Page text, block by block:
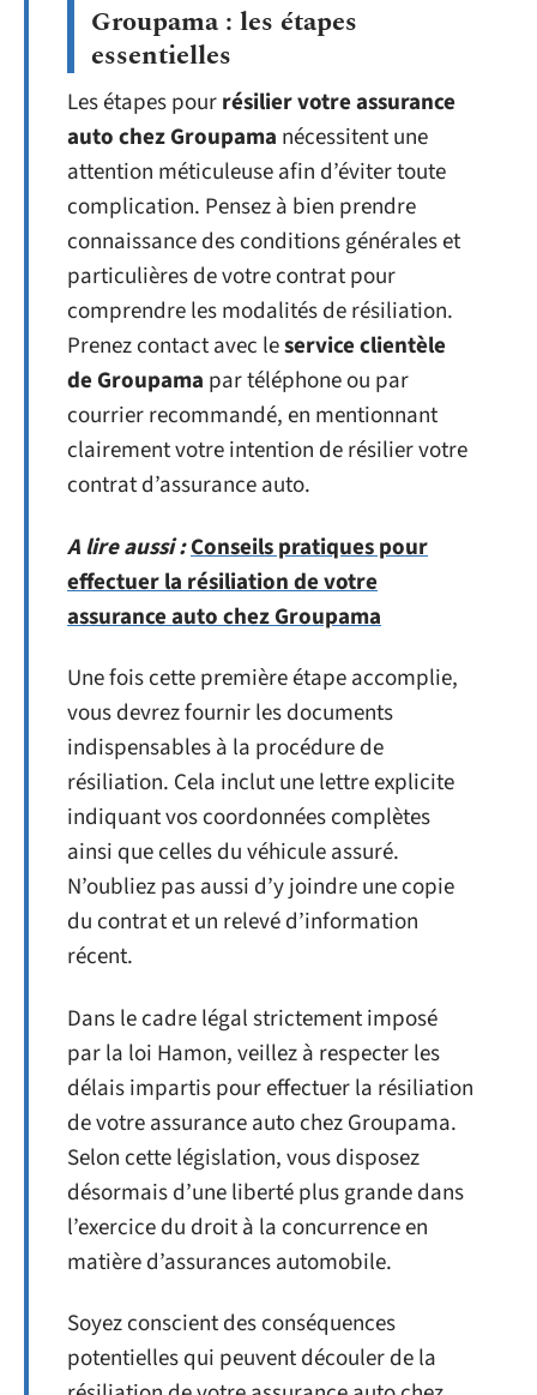
Groupama : les étapes
essentielles
Les étapes pourrésilier votre assurance
auto chez Groupama nécessitent une
attention méticuleuse afin d’éviter toute
complication. Pensez à bien prendre
connaissance des conditions générales et
particulières de votre contrat pour
comprendre les modalités de résiliation.
Prenez contact avec leservice clientèle
de Groupama par téléphone ou par
courrier recommandé, en mentionnant
clairement votre intention de résilier votre
contrat d’assurance auto.
A lire aussi :Conseils pratiques pour
effectuer la résiliation de votre
assurance auto chez Groupama
Une fois cette première étape accomplie,
vous devrez fournir les documents
indispensables à la procédure de
résiliation. Cela inclut une lettre explicite
indiquant vos coordonnées complètes
ainsi que celles du véhicule assuré.
N’oubliez pas aussi d’y joindre une copie
du contrat et un relevé d’information
récent.
Dans le cadre légal strictement imposé
par la loi Hamon, veillez à respecter les
délais impartis pour effectuer la résiliation
de votre assurance auto chez Groupama.
Selon cette législation, vous disposez
désormais d’une liberté plus grande dans
l’exercice du droit à la concurrence en
matière d’assurances automobile.
Soyez conscient des conséquences
potentielles qui peuvent découler de la